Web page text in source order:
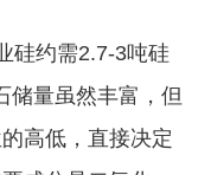
硅约需2.7-3吨硅
储量虽然丰富，但
高低，直接决定